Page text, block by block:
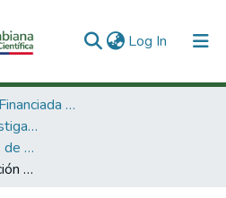
Log In (current)
1. Investigación Financiada con Recursos Públicos
1.1 Productos de investigación
1.1.1. Informes Finales de Proyectos de Investigación
Biodiversidad y ocupación del territotio un estudio histórico comparativo en el norte de Boyacá